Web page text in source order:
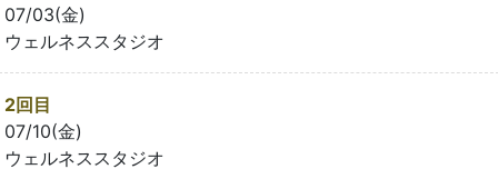
07/03(金)
ウェルネススタジオ
2回目
07/10(金)
ウェルネススタジオ